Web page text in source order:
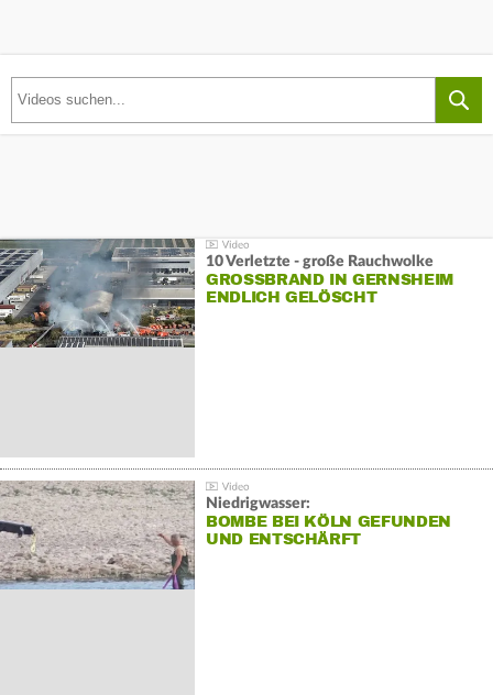
10 Verletzte - große Rauchwolke
GROSSBRAND IN GERNSHEIM E
NDLICH GELÖSCHT
Niedrigwasser:
BOMBE BEI KÖLN GEFUNDEN
UND ENTSCHÄRFT